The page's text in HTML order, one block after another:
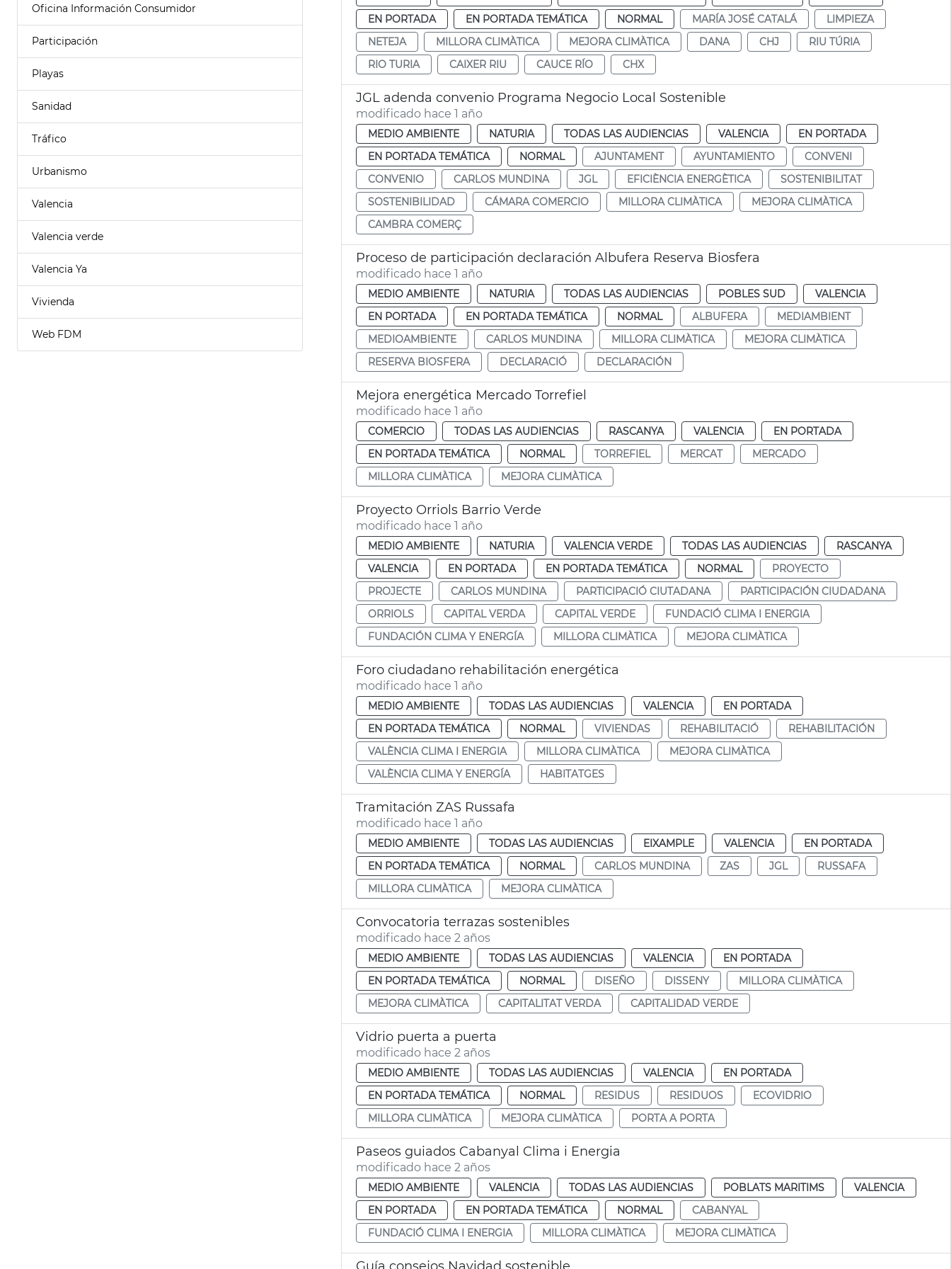
Oficina Información Consumidor
Participación
Playas
Sanidad
Tráfico
Urbanismo
Valencia
Valencia verde
Valencia Ya
Vivienda
Web FDM
EN PORTADA
EN PORTADA TEMÁTICA NORMAL MARÍA JOSÉ CATALÁ
LIMPIEZA
NETEJA
MILLORA CLIMÀTICA MEJORA CLIMÀTICA DANA CHJ
RIU TÚRIA
RIO TURIA
CAIXER RIU CAUCE RÍO CHX
JGL adenda convenio Programa Negocio Local Sostenible
modificado hace 1 año
MEDIO AMBIENTE NATURIA TODAS LAS AUDIENCIAS VALENCIA
EN PORTADA
EN PORTADA TEMÁTICA
NORMAL AJUNTAMENT AYUNTAMIENTO
CONVENI
CONVENIO
CARLOS MUNDINA JGL EFICIÈNCIA ENERGÈTICA
SOSTENIBILITAT
SOSTENIBILIDAD
CÁMARA COMERCIO MILLORA CLIMÀTICA
MEJORA CLIMÀTICA
CAMBRA COMERÇ
Proceso de participación declaración Albufera Reserva Biosfera
modificado hace 1 año
MEDIO AMBIENTE NATURIA TODAS LAS AUDIENCIAS POBLES SUD
VALENCIA
EN PORTADA
EN PORTADA TEMÁTICA NORMAL ALBUFERA
MEDIAMBIENT
MEDIOAMBIENTE
CARLOS MUNDINA MILLORA CLIMÀTICA
MEJORA CLIMÀTICA
RESERVA BIOSFERA
DECLARACIÓ DECLARACIÓN
Mejora energética Mercado Torrefiel
modificado hace 1 año
COMERCIO TODAS LAS AUDIENCIAS RASCANYA VALENCIA
EN PORTADA
EN PORTADA TEMÁTICA
NORMAL TORREFIEL MERCAT
MERCADO
MILLORA CLIMÀTICA
MEJORA CLIMÀTICA
Proyecto Orriols Barrio Verde
modificado hace 1 año
MEDIO AMBIENTE NATURIA VALENCIA VERDE TODAS LAS AUDIENCIAS
RASCANYA
VALENCIA
EN PORTADA EN PORTADA TEMÁTICA NORMAL
PROYECTO
PROJECTE
CARLOS MUNDINA PARTICIPACIÓ CIUTADANA
PARTICIPACIÓN CIUDADANA
ORRIOLS
CAPITAL VERDA CAPITAL VERDE
FUNDACIÓ CLIMA I ENERGIA
FUNDACIÓN CLIMA Y ENERGÍA
MILLORA CLIMÀTICA MEJORA CLIMÀTICA
Foro ciudadano rehabilitación energética
modificado hace 1 año
MEDIO AMBIENTE TODAS LAS AUDIENCIAS VALENCIA
EN PORTADA
EN PORTADA TEMÁTICA
NORMAL VIVIENDAS REHABILITACIÓ
REHABILITACIÓN
VALÈNCIA CLIMA I ENERGIA
MILLORA CLIMÀTICA
MEJORA CLIMÀTICA
VALÈNCIA CLIMA Y ENERGÍA
HABITATGES
Tramitación ZAS Russafa
modificado hace 1 año
MEDIO AMBIENTE TODAS LAS AUDIENCIAS EIXAMPLE VALENCIA
EN PORTADA
EN PORTADA TEMÁTICA
NORMAL CARLOS MUNDINA ZAS JGL
RUSSAFA
MILLORA CLIMÀTICA
MEJORA CLIMÀTICA
Convocatoria terrazas sostenibles
modificado hace 2 años
MEDIO AMBIENTE TODAS LAS AUDIENCIAS VALENCIA
EN PORTADA
EN PORTADA TEMÁTICA
NORMAL DISEÑO DISSENY
MILLORA CLIMÀTICA
MEJORA CLIMÀTICA
CAPITALITAT VERDA CAPITALIDAD VERDE
Vidrio puerta a puerta
modificado hace 2 años
MEDIO AMBIENTE TODAS LAS AUDIENCIAS VALENCIA
EN PORTADA
EN PORTADA TEMÁTICA
NORMAL RESIDUS RESIDUOS
ECOVIDRIO
MILLORA CLIMÀTICA
MEJORA CLIMÀTICA PORTA A PORTA
Paseos guiados Cabanyal Clima i Energia
modificado hace 2 años
MEDIO AMBIENTE VALENCIA TODAS LAS AUDIENCIAS POBLATS MARITIMS
VALENCIA
EN PORTADA
EN PORTADA TEMÁTICA NORMAL
CABANYAL
FUNDACIÓ CLIMA I ENERGIA
MILLORA CLIMÀTICA MEJORA CLIMÀTICA